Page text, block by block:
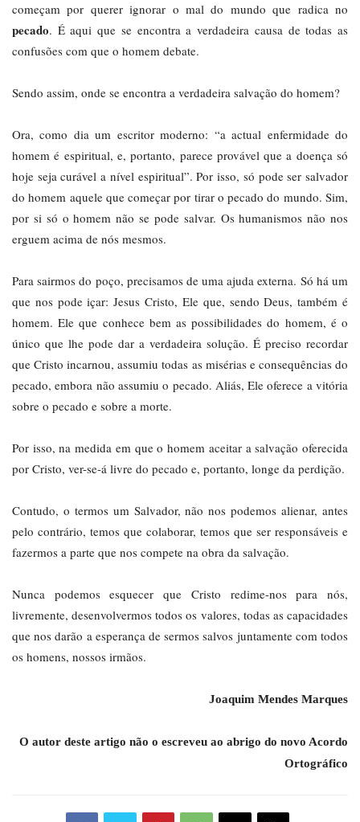
começam por querer ignorar o mal do mundo que radica no
pecado. É aqui que se encontra a verdadeira causa de todas as
confusões com que o homem debate.
Sendo assim, onde se encontra a verdadeira salvação do homem?
Ora, como dia um escritor moderno: “a actual enfermidade do
homem é espiritual, e, portanto, parece provável que a doença só
hoje seja curável a nível espiritual”. Por isso, só pode ser salvador
do homem aquele que começar por tirar o pecado do mundo. Sim,
por si só o homem não se pode salvar. Os humanismos não nos
erguem acima de nós mesmos.
Para sairmos do poço, precisamos de uma ajuda externa. Só há um
que nos pode içar: Jesus Cristo, Ele que, sendo Deus, também é
homem. Ele que conhece bem as possibilidades do homem, é o
único que lhe pode dar a verdadeira solução. É preciso recordar
que Cristo incarnou, assumiu todas as misérias e consequências do
pecado, embora não assumiu o pecado. Aliás, Ele oferece a vitória
sobre o pecado e sobre a morte.
Por isso, na medida em que o homem aceitar a salvação oferecida
por Cristo, ver-se-á livre do pecado e, portanto, longe da perdição.
Contudo, o termos um Salvador, não nos podemos alienar, antes
pelo contrário, temos que colaborar, temos que ser responsáveis e
fazermos a parte que nos compete na obra da salvação.
Nunca podemos esquecer que Cristo redime-nos para nós,
livremente, desenvolvermos todos os valores, todas as capacidades
que nos darão a esperança de sermos salvos juntamente com todos
os homens, nossos irmãos.
Joaquim Mendes Marques
O autor deste artigo não o escreveu ao abrigo do novo Acordo
Ortográfico